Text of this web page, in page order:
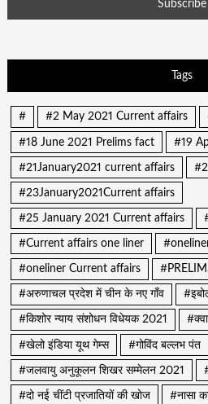
Tags
# #2 May 2021 Current affairs
#18 June 2021 Prelims fact #19
#21January2021 current affairs
#23January2021Current affairs
#25 January 2021 Current affairs
#Current affairs one liner
#oneliner Current affairs
#अरुणाचल प्रदेश में चीन के नए गाँव
#किशोर न्याय संशोधन विधेयक 2021
#खेलो इंडिया यूथ गेम्स #गोविंद बल्लभ पंत
#जलवायु अनुकूलन शिखर सम्मेलन 2021
#दो नई चींटी प्रजातियों की खोज #नासा